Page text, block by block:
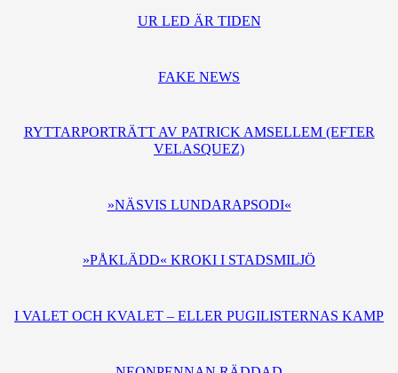
UR LED ÄR TIDEN
FAKE NEWS
RYTTARPORTRÄTT AV PATRICK AMSELLEM (EFTER
VELASQUEZ)
»NÄSVIS LUNDARAPSODI«
»PÅKLÄDD« KROKI I STADSMILJÖ
I VALET OCH KVALET – ELLER PUGILISTERNAS KAMP